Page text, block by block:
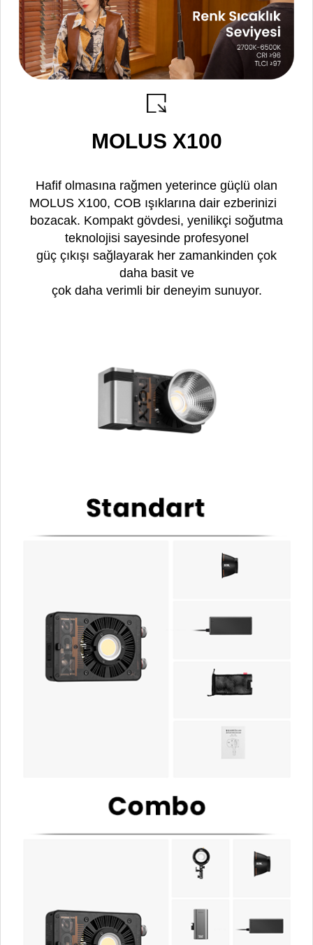
MOLUS X100
Hafif olmasına rağmen yeterince güçlü olan
MOLUS X100, COB ışıklarına dair ezberinizi
bozacak. Kompakt gövdesi, yenilikçi soğutma
teknolojisi sayesinde profesyonel
güç çıkışı sağlayarak her zamankinden çok
daha basit ve
çok daha verimli bir deneyim sunuyor.